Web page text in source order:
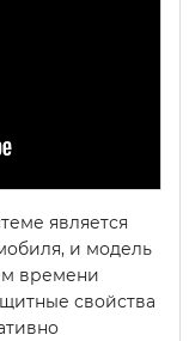
является
и модель
времени
свойства